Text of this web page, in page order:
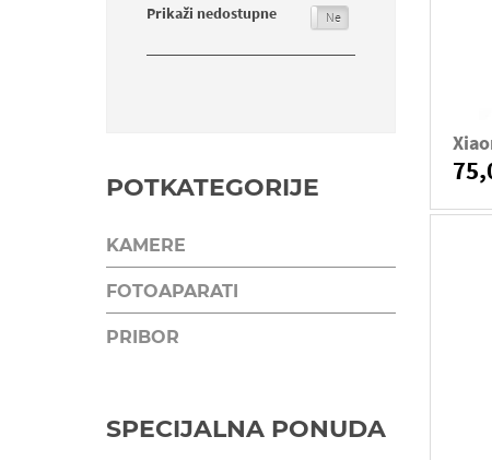
Prikaži nedostupne Ne
POTKATEGORIJE
KAMERE
FOTOAPARATI
PRIBOR
SPECIJALNA PONUDA